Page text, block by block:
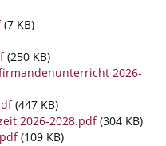
(7 KB)
(250 KB)
2026-
(447 KB)
2026-2028.pdf(304 KB)
(109 KB)